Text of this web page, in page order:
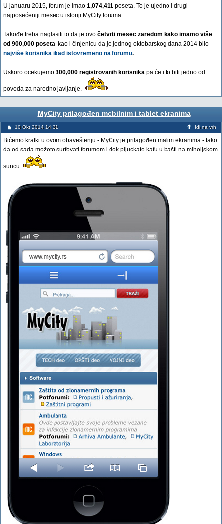
U januaru 2015, forum je imao 1,074,411 poseta. To je ujedno i drugi
najposećeniji mesec u istoriji MyCity foruma.
Takođe treba naglasiti to da je ovo četvrti mesec zaredom kako imamo više
od 900,000 poseta, kao i činjenicu da je jednog oktobarskog dana 2014 bilo
najviše korisnika ikad istovremeno na forumu.
Uskoro ocekujemo 300,000 registrovanih korisnika pa će i to biti jedno od
povoda za naredno javljanje.
MyCity prilagođen mobilnim i tablet ekranima
10 Okt 2014 14:31 Idi na vrh
Bićemo kratki u ovom obaveštenju - MyCity je prilagođen malim ekranima - tako
da od sada možete surfovati forumom i dok pijuckate kafu u bašti na miholjskom
suncu